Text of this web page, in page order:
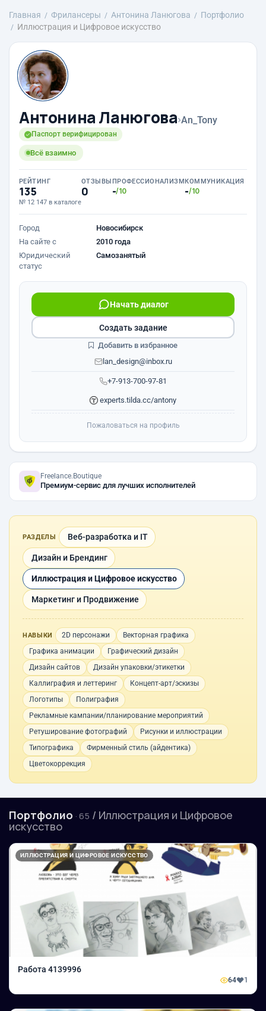
Главная Фрилансеры Антонина Ланюгова
Портфолио
Иллюстрация и Цифровое искусство
Антонина Ланюгова›An_Tony
Паспорт верифицирован
Всё взаимно
РЕЙТИНГ
135
№ 12 147 в каталоге
ОТЗЫВЫ
0
ПРОФЕССИОНАЛИЗМ
-/10
КОММУНИКАЦИЯ
-/10
Город
Новосибирск
На сайте с
2010 года
Юридический
статус
Самозанятый
+7-913-700-97-81
Начать диалог
lan_design@inbox.ru
experts.tilda.cc/antony
Создать задание
Добавить в избранное
Пожаловаться на профиль
Freelance.Boutique
Премиум-сервис для лучших исполнителей
РАЗДЕЛЫ Веб-разработка и IT
Дизайн и Брендинг
Иллюстрация и Цифровое искусство
Маркетинг и Продвижение
НАВЫКИ 2D персонажи
Векторная графика
Графика анимации
Графический дизайн
Дизайн сайтов
Дизайн упаковки/этикетки
Каллиграфия и леттеринг
Концепт-арт/эскизы
Логотипы
Полиграфия
Рекламные кампании/планирование мероприятий
Ретуширование фотографий
Рисунки и иллюстрации
Типографика
Фирменный стиль (айдентика)
Цветокоррекция
Портфолио · 65 / Иллюстрация и Цифровое
искусство
ИЛЛЮСТРАЦИЯ И ЦИФРОВОЕ ИСКУССТВО
Работа 4139996
64 1